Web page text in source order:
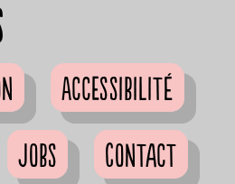
Accessibilité
Jobs
Contact